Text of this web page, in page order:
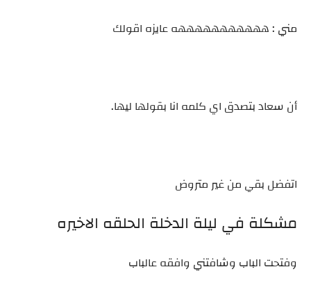
مني : هههههههههههه عايزه اقولك
أن سعاد بتصدق اي كلمه انا بقولها ليها.
اتفضل بقي من غير متروض
مشكلة في ليلة الدخلة الحلقه الاخيره
وفتحت الباب وشافتني وافقه عالباب